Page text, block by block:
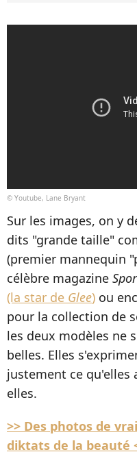
© Youtube, Lane Bryant
Sur les images, on y
dits "grande taille"
(premier mannequin
célèbre magazine
(la star de Glee) ou
pour la collection de
les deux modèles ne
belles. Elles
justement ce qu'elles
elles.
>> Des photos de
diktats de la beauté